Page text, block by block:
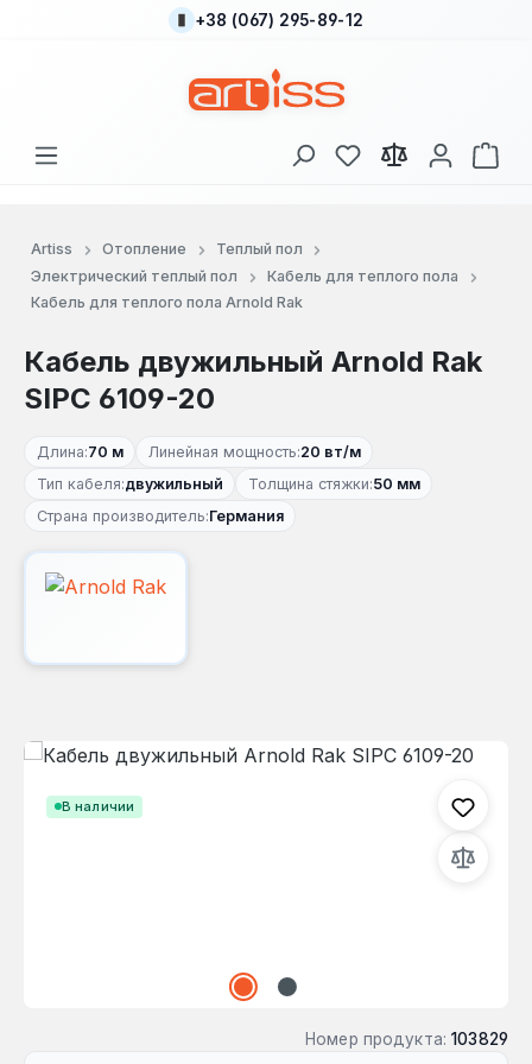
Перейти к основному содержанию
+38 (067) 295-89-12
У вас есть товары
В
Artiss Отопление
Теплый пол
Электрический теплый пол
Кабель для теплого пола
Кабель для теплого пола Arnold Rak
Кабель двужильный Arnold Rak
SIPC 6109-20
Длина:70 м Линейная мощность:20 вт/м
Тип кабеля:двужильный Толщина стяжки:50 мм
Страна производитель:Германия
В наличии
Пропустить галерею изображений
Номер продукта: 103829